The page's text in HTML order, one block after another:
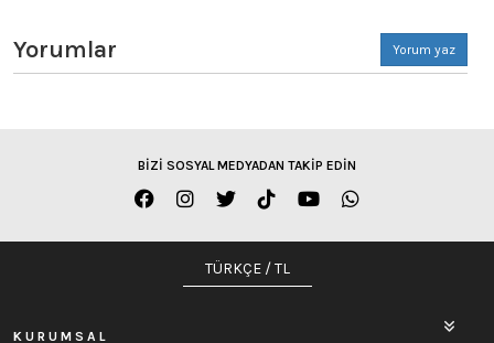
Yorumlar Yorum yaz
BİZİ SOSYAL MEDYADAN TAKİP EDİN
TÜRKÇE / TL
KURUMSAL